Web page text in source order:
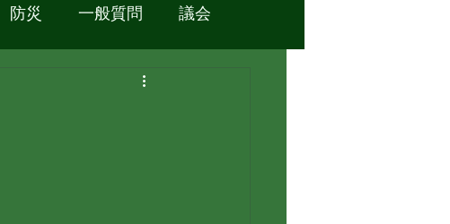
防災 一般質問 議会